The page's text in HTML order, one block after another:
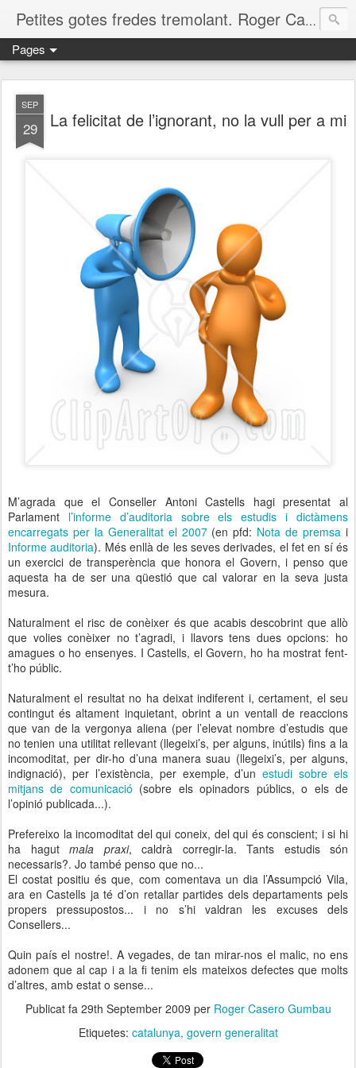
Petites gotes fredes tremolant. Roger Casero Gumbau. Girona
Pages
SEP
29 La felicitat de l’ignorant, no la vull per a mi
M’agrada que el Conseller Antoni Castells hagi presentat al
Parlament l’informe d’auditoria sobre els estudis i dictàmens
encarregats per la Generalitat el 2007(en pfd: Nota de premsa i
Informe auditoria). Més enllà de les seves derivades, el fet en sí és
un exercici de transperència que honora el Govern, i penso que
aquesta ha de ser una qüestió que cal valorar en la seva justa
mesura.
Naturalment el risc de conèixer és que acabis descobrint que allò
que volies conèixer no t’agradi, i llavors tens dues opcions: ho
amagues o ho ensenyes. I Castells, el Govern, ho ha mostrat fent-
t’ho públic.
Naturalment el resultat no ha deixat indiferent i, certament, el seu
contingut és altament inquietant, obrint a un ventall de reaccions
que van de la vergonya aliena (per l’elevat nombre d’estudis que
no tenien una utilitat rellevant (llegeixi’s, per alguns, inútils) fins a la
incomoditat, per dir-ho d’una manera suau (llegeixi’s, per alguns,
indignació), per l’existència, per exemple, d’unestudi sobre els
mitjans de comunicació (sobre els opinadors públics, o els de
l’opinió publicada...).
Prefereixo la incomoditat del qui coneix, del qui és conscient; i si hi
ha hagut mala praxi, caldrà corregir-la. Tants estudis són
necessaris?. Jo també penso que no...
El costat positiu és que, com comentava un dia l’Assumpció Vila,
ara en Castells ja té d’on retallar partides dels departaments pels
propers pressupostos... i no s’hi valdran les excuses dels
Consellers...
Quin país el nostre!. A vegades, de tan mirar-nos el malic, no ens
adonem que al cap i a la fi tenim els mateixos defectes que molts
d’altres, amb estat o sense...
Publicat fa 29th September 2009 per Roger Casero Gumbau
Etiquetes: catalunya govern generalitat